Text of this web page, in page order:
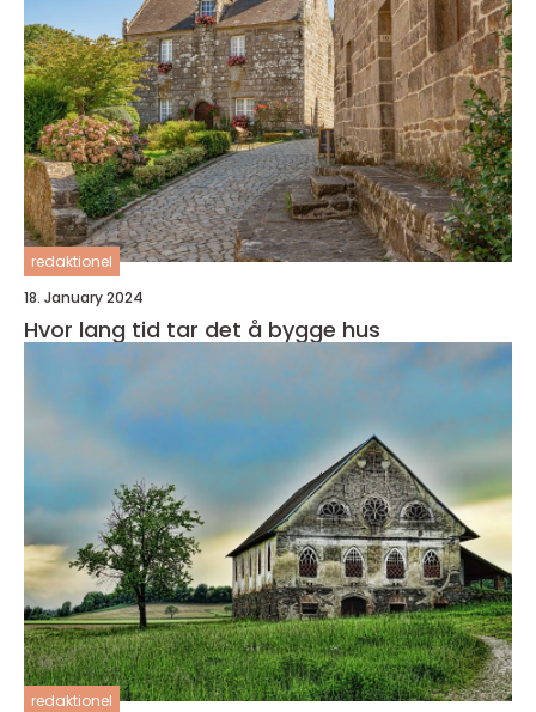
redaktionel
18. January 2024
Hvor lang tid tar det å bygge hus
redaktionel